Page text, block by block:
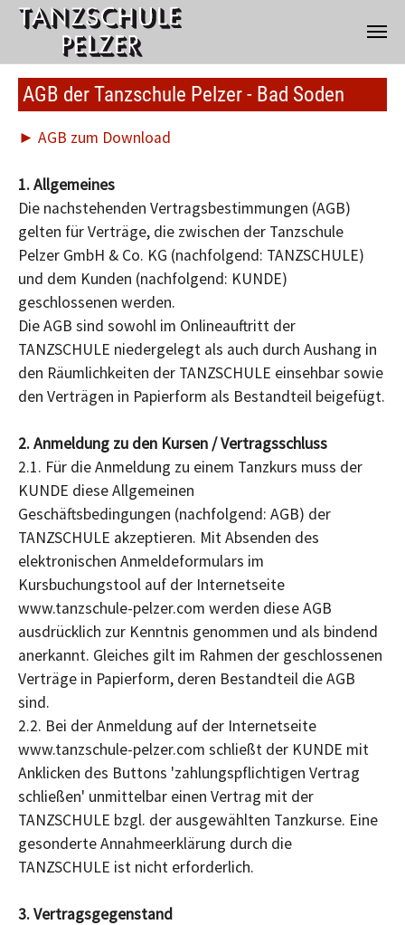
Zum Hauptinhalt springen
AGB der Tanzschule Pelzer - Bad Soden
► AGB zum Download
1. Allgemeines
Die nachstehenden Vertragsbestimmungen (AGB)
gelten für Verträge, die zwischen der Tanzschule
Pelzer GmbH & Co. KG (nachfolgend: TANZSCHULE)
und dem Kunden (nachfolgend: KUNDE)
geschlossenen werden.
Die AGB sind sowohl im Onlineauftritt der
TANZSCHULE niedergelegt als auch durch Aushang in
den Räumlichkeiten der TANZSCHULE einsehbar sowie
den Verträgen in Papierform als Bestandteil beigefügt.
2. Anmeldung zu den Kursen / Vertragsschluss
2.1. Für die Anmeldung zu einem Tanzkurs muss der
KUNDE diese Allgemeinen
Geschäftsbedingungen (nachfolgend: AGB) der
TANZSCHULE akzeptieren. Mit Absenden des
elektronischen Anmeldeformulars im
Kursbuchungstool auf der Internetseite
www.tanzschule-pelzer.com werden diese AGB
ausdrücklich zur Kenntnis genommen und als bindend
anerkannt. Gleiches gilt im Rahmen der geschlossenen
Verträge in Papierform, deren Bestandteil die AGB
sind.
2.2. Bei der Anmeldung auf der Internetseite
www.tanzschule-pelzer.com schließt der KUNDE mit
Anklicken des Buttons 'zahlungspflichtigen Vertrag
schließen' unmittelbar einen Vertrag mit der
TANZSCHULE bzgl. der ausgewählten Tanzkurse. Eine
gesonderte Annahmeerklärung durch die
TANZSCHULE ist nicht erforderlich.
3. Vertragsgegenstand